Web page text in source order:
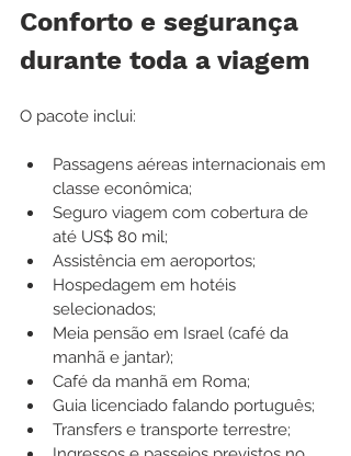
Conforto e segurança
durante toda a viagem
O pacote inclui:
Passagens aéreas internacionais em
classe econômica;
Seguro viagem com cobertura de
até US$ 80 mil;
Assistência em aeroportos;
Hospedagem em hotéis
selecionados;
Meia pensão em Israel (café da
manhã e jantar);
Café da manhã em Roma;
Guia licenciado falando português;
Transfers e transporte terrestre;